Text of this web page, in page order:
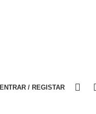
ENTRAR / REGISTAR